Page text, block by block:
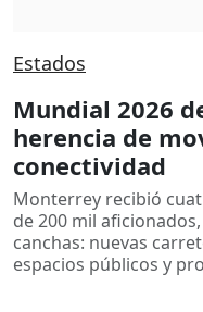
Estados
Mundial 2026
herencia de
conectividad
Monterrey recibió
de 200 mil
canchas: nuevas
espacios públicos y